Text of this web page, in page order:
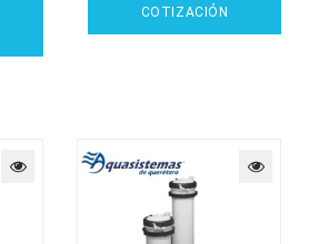
COTIZACIÓN